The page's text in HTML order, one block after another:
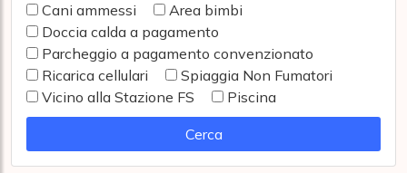
Cani ammessi
Area bimbi
Doccia calda a pagamento
Parcheggio a pagamento convenzionato
Ricarica cellulari
Spiaggia Non Fumatori
Vicino alla Stazione FS
Piscina
Cerca